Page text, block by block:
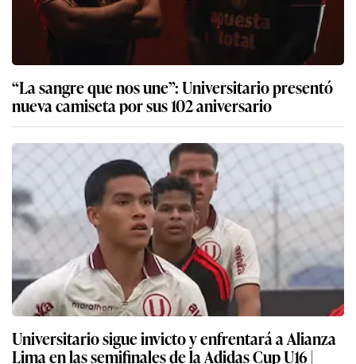
“La sangre que nos une”: Universitario presentó
nueva camiseta por sus 102 aniversario
Universitario sigue invicto y enfrentará a Alianza
Lima en las semifinales de la Adidas Cup U16 |